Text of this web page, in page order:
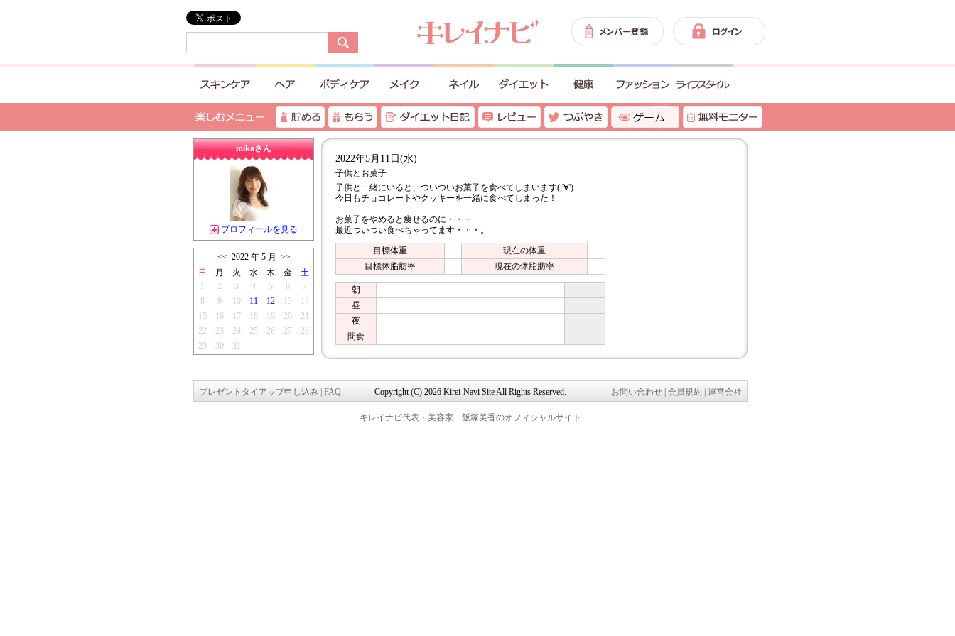
mikaさん
プロフィールを見る
<<2022 年 5 月 >>
日
月 火 水 木 金
土
1
2 3 4 5 6
7
8
9 10 11 12 13
14
15
16 17 18 19 20
21
22
23 24 25 26 27
28
29
30 31
2022年5月11日(水)
子供とお菓子
子供と一緒にいると、ついついお菓子を食べてしまいます(;'∀')
今日もチョコレートやクッキーを一緒に食べてしまった！
お菓子をやめると痩せるのに・・・
最近ついつい食べちゃってます・・・。
目標体重
現在の体重
目標体脂肪率
現在の体脂肪率
朝
昼
夜
間食
プレゼントタイアップ申し込み FAQ Copyright (C) 2026 Kirei-Navi Site All Rights Reserved. お問い合わせ 会員規約 運営会社
キレイナビ代表・美容家 飯塚美香のオフィシャルサイト